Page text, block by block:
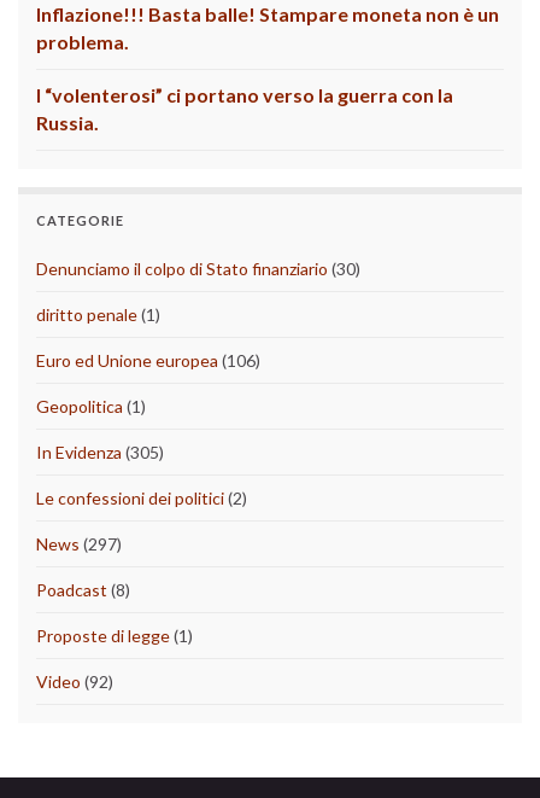
Inflazione!!! Basta balle! Stampare moneta non è un
problema.
I “volenterosi” ci portano verso la guerra con la
Russia.
CATEGORIE
Denunciamo il colpo di Stato finanziario (30)
diritto penale(1)
Euro ed Unione europea (106)
Geopolitica (1)
In Evidenza (305)
Le confessioni dei politici(2)
News (297)
Poadcast (8)
Proposte di legge(1)
Video (92)